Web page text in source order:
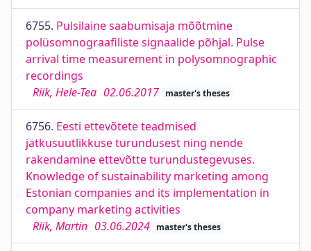
6755. Pulsilaine saabumisaja mõõtmine
polüsomnograafiliste signaalide põhjal. Pulse
arrival time measurement in polysomnographic
recordings
Riik, Hele-Tea 02.06.2017 master's theses
6756. Eesti ettevõtete teadmised
jätkusuutlikkuse turundusest ning nende
rakendamine ettevõtte turundustegevuses.
Knowledge of sustainability marketing among
Estonian companies and its implementation in
company marketing activities
Riik, Martin 03.06.2024 master's theses